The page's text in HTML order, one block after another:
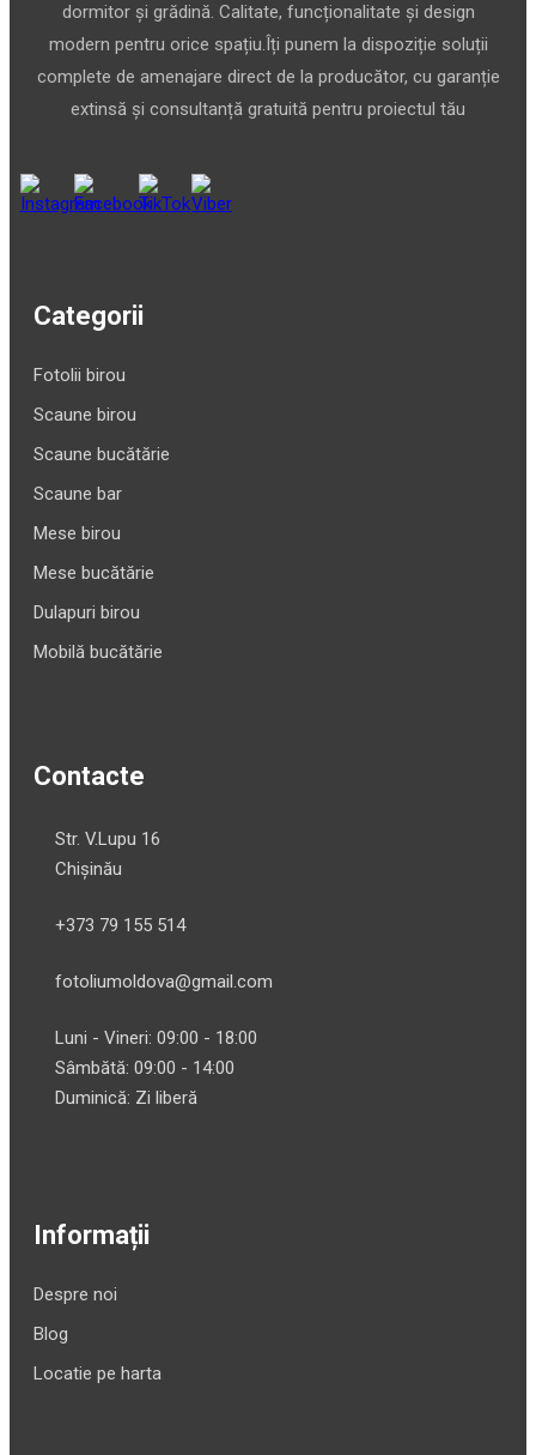
dormitor și grădină. Calitate, funcționalitate și design
modern pentru orice spațiu.Îți punem la dispoziție soluții
complete de amenajare direct de la producător, cu garanție
extinsă și consultanță gratuită pentru proiectul tău
Categorii
Fotolii birou
Scaune birou
Scaune bucătărie
Scaune bar
Mese birou
Mese bucătărie
Dulapuri birou
Mobilă bucătărie
Contacte
Str. V.Lupu 16
Chișinău
+373 79 155 514
fotoliumoldova@gmail.com
Luni - Vineri: 09:00 - 18:00
Sâmbătă: 09:00 - 14:00
Duminică: Zi liberă
Informații
Despre noi
Blog
Locatie pe harta